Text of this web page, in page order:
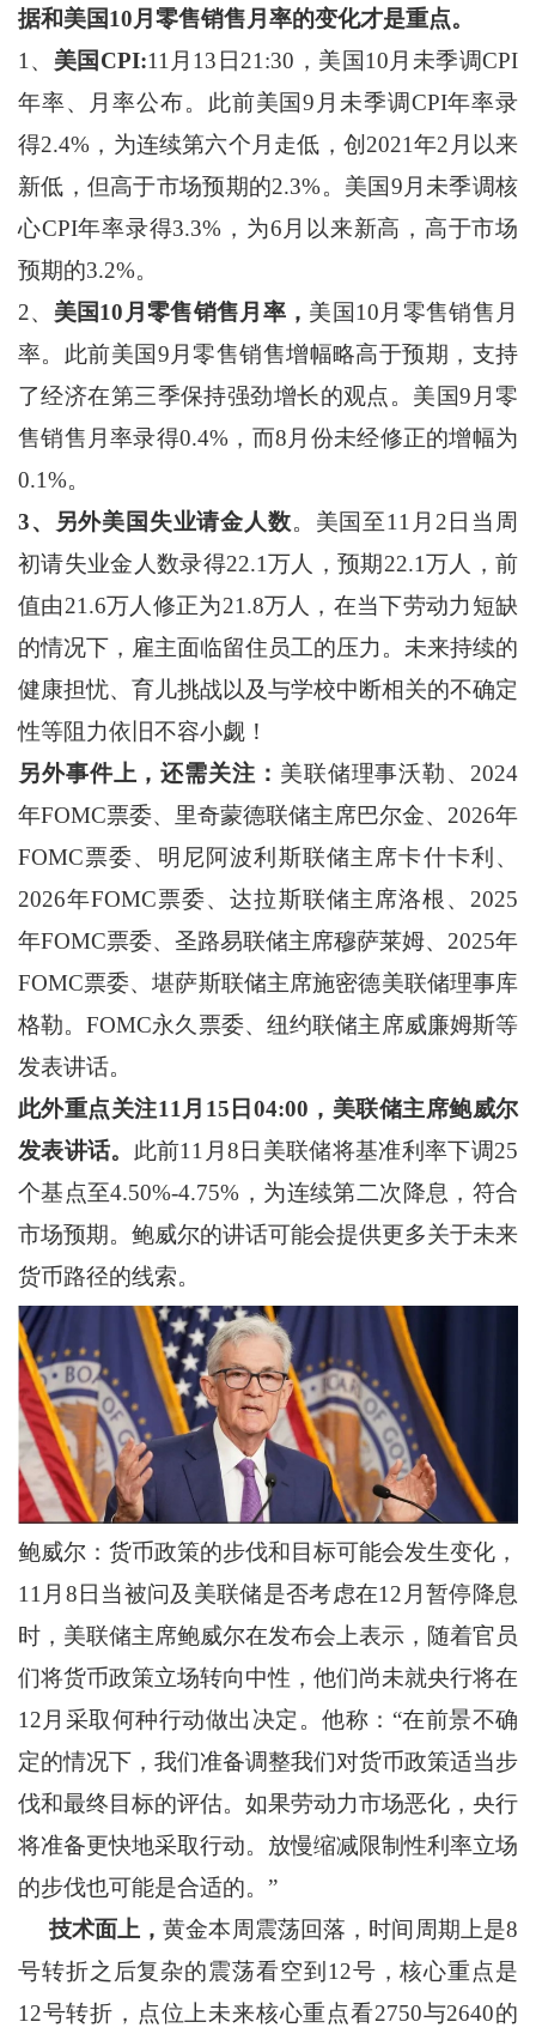
据和美国10月零售销售月率的变化才是重点。
1、 美国CPI:11月13日21:30，美国10月未季调CPI
年率、月率公布。此前美国9月未季调CPI年率录
得2.4%，为连续第六个月走低，创2021年2月以来
新低，但高于市场预期的2.3%。美国9月未季调核
心CPI年率录得3.3%，为6月以来新高，高于市场
预期的3.2%。
2、 美国10月零售销售月率， 美国10月零售销售月
率。此前美国9月零售销售增幅略高于预期，支持
了经济在第三季保持强劲增长的观点。美国9月零
售销售月率录得0.4%，而8月份未经修正的增幅为
0.1%。
3、另外美国失业请金人数。美国至11月2日当周
初请失业金人数录得22.1万人，预期22.1万人，前
值由21.6万人修正为21.8万人，在当下劳动力短缺
的情况下，雇主面临留住员工的压力。未来持续的
健康担忧、育儿挑战以及与学校中断相关的不确定
性等阻力依旧不容小觑！‌
另外事件上，还需关注： 美联储理事沃勒、2024
年FOMC票委、里奇蒙德联储主席巴尔金、2026年
FOMC票委、明尼阿波利斯联储主席卡什卡利、
2026年FOMC票委、达拉斯联储主席洛根、2025
年FOMC票委、圣路易联储主席穆萨莱姆、2025年
FOMC票委、堪萨斯联储主席施密德美联储理事库
格勒。FOMC永久票委、纽约联储主席威廉姆斯等
发表讲话。
此外重点关注11月15日04:00，美联储主席鲍威尔
发表讲话。 此前11月8日美联储将基准利率下调25
个基点至4.50%-4.75%，为连续第二次降息，符合
市场预期。鲍威尔的讲话可能会提供更多关于未来
货币路径的线索。
鲍威尔：货币政策的步伐和目标可能会发生变化，
11月8日当被问及美联储是否考虑在12月暂停降息
时，美联储主席鲍威尔在发布会上表示，随着官员
们将货币政策立场转向中性，他们尚未就央行将在
12月采取何种行动做出决定。他称：“在前景不确
定的情况下，我们准备调整我们对货币政策适当步
伐和最终目标的评估。如果劳动力市场恶化，央行
将准备更快地采取行动。放慢缩减限制性利率立场
的步伐也可能是合适的。”
技术面上，黄金本周震荡回落，时间周期上是8
号转折之后复杂的震荡看空到12号，核心重点是
12号转折，点位上未来核心重点看2750与2640的